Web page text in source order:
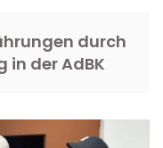
durch
in der AdBK